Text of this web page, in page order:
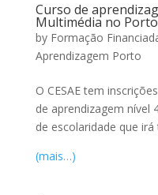
Curso de
Multimédia no Porto
by Formação
Aprendizagem Porto
O CESAE tem
de aprendizagem nível
de escolaridade que
(mais…)